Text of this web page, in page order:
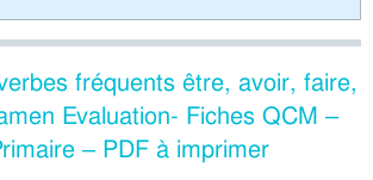
fréquents être, avoir, faire,
Evaluation- Fiches QCM –
– PDF à imprimer